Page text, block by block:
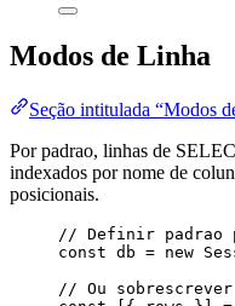
Modos de Linha
Seção intitulada “Modos
Por padrao, linhas de
indexados por nome de
posicionais.
// Definir padrao
const db = new
// Ou sobrescrever